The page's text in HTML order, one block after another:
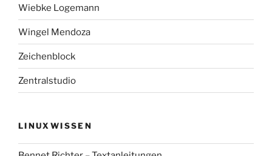
Wiebke Logemann
Wingel Mendoza
Zeichenblock
Zentralstudio
LINUXWISSEN